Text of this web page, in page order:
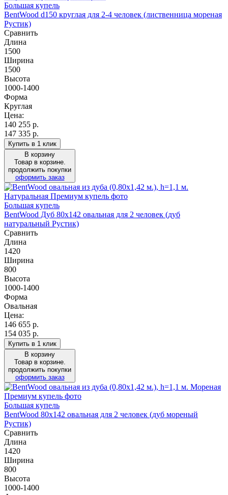
Большая купель
BentWood d150 круглая для 2-4 человек (лиственница мореная
Рустик)
Сравнить
Длина
1500
Ширина
1500
Высота
1000-1400
Форма
Круглая
Цена:
140 255 р.
147 335 р.
Купить в 1 клик
В корзину
Товар в корзине.
продолжить покупки
оформить заказ
Большая купель
BentWood Дуб 80х142 овальная для 2 человек (дуб
натуральный Рустик)
Сравнить
Длина
1420
Ширина
800
Высота
1000-1400
Форма
Овальная
Цена:
146 655 р.
154 035 р.
Купить в 1 клик
В корзину
Товар в корзине.
продолжить покупки
оформить заказ
Большая купель
BentWood 80х142 овальная для 2 человек (дуб мореный
Рустик)
Сравнить
Длина
1420
Ширина
800
Высота
1000-1400